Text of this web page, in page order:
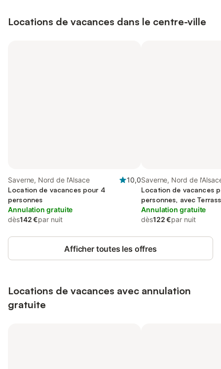
Locations de vacances dans le centre-ville
Saverne, Nord de l'Alsace
10,0
Location de vacances pour 4
personnes
Annulation gratuite
dès142 €par nuit
Saverne, Nord de
Location de vacances
personnes, avec
Annulation gratuite
dès122 €par nuit
Afficher toutes les offres
Locations de vacances avec annulation
gratuite